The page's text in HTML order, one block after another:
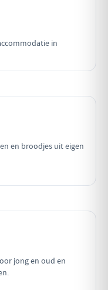
in
en broodjes uit eigen
jong en oud en